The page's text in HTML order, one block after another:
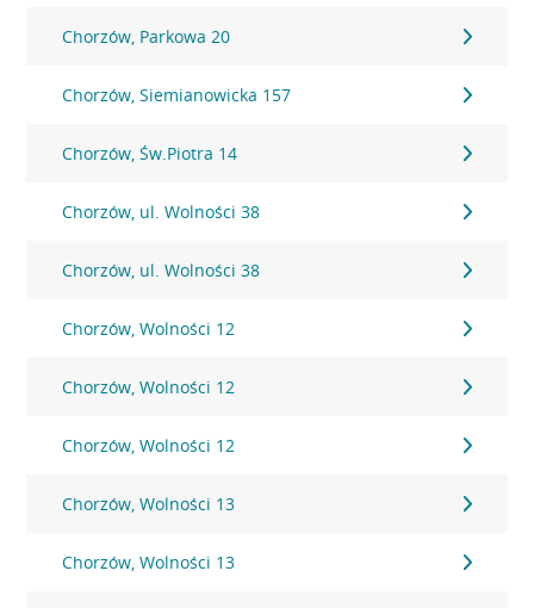
Chorzów, Parkowa 20
Chorzów, Siemianowicka 157
Chorzów, Św.Piotra 14
Chorzów, ul. Wolności 38
Chorzów, ul. Wolności 38
Chorzów, Wolności 12
Chorzów, Wolności 12
Chorzów, Wolności 12
Chorzów, Wolności 13
Chorzów, Wolności 13